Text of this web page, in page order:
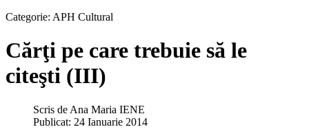
Categorie: APH Cultural
Cărţi pe care trebuie să le
citeşti (III)
Scris de Ana Maria IENE
Publicat: 24 Ianuarie 2014